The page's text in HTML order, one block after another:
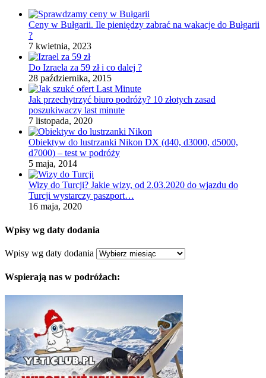
Ceny w Bułgarii. Ile pieniędzy zabrać na wakacje do Bułgarii
?
7 kwietnia, 2023
Do Izraela za 59 zł i co dalej ?
28 października, 2015
Jak przechytrzyć biuro podróży? 10 złotych zasad
poszukiwaczy last minute
7 listopada, 2020
Obiektyw do lustrzanki Nikon DX (d40, d3000, d5000,
d7000) – test w podróży
5 maja, 2014
Wizy do Turcji? Jakie wizy, od 2.03.2020 do wjazdu do
Turcji wystarczy paszport…
16 maja, 2020
Wpisy wg daty dodania
Wpisy wg daty dodania
Wspierają nas w podróżach: